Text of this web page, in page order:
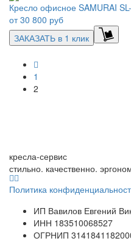
Кресло офисное SAMURAI
от30 800 руб
ЗАКАЗАТЬ в 1 клик
1
2
кресла-сервис
стильно. качественно.
Политика
ИП Вавилов Евгений
ИНН 183510068527
ОГРНИП